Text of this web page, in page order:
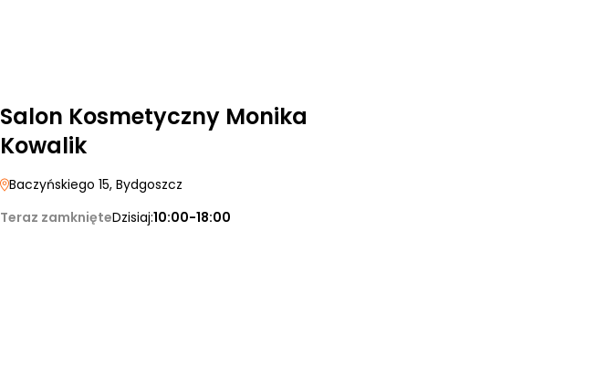
Salon Kosmetyczny Monika
Kowalik
Baczyńskiego 15, Bydgoszcz
Teraz zamknięteDzisiaj:10:00-18:00